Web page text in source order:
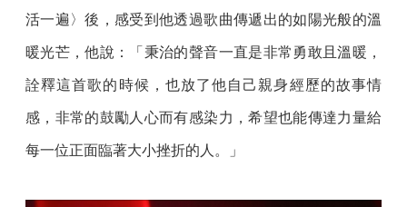
活一遍〉後，感受到他透過歌曲傳遞出的如陽光般的溫
暖光芒，他說：「秉治的聲音一直是非常勇敢且溫暖，
詮釋這首歌的時候，也放了他自己親身經歷的故事情
感，非常的鼓勵人心而有感染力，希望也能傳達力量給
每一位正面臨著大小挫折的人。」